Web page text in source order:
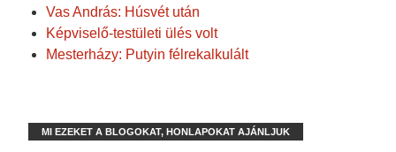
Vas András: Húsvét után
Képviselő-testületi ülés volt
Mesterházy: Putyin félrekalkulált
MI EZEKET A BLOGOKAT, HONLAPOKAT AJÁNLJUK